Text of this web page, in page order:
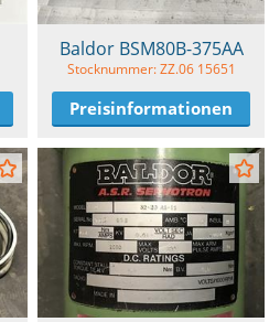
Baldor BSM80B-375AA
Stocknummer: ZZ.06 15651
Preisinformationen